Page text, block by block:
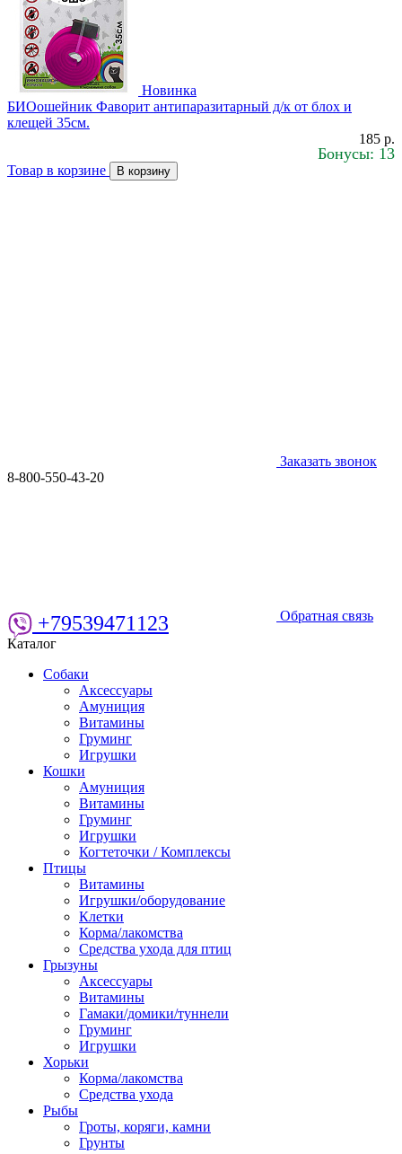
Новинка
БИОошейник Фаворит антипаразитарный д/к от блох и
клещей 35см.
185 р.
Бонусы: 13
Товар в корзине В корзину
Заказать звонок
8-800-550-43-20
Обратная связь
+79539471123
Каталог
Собаки
Аксессуары
Амуниция
Витамины
Груминг
Игрушки
Кошки
Амуниция
Витамины
Груминг
Игрушки
Когтеточки / Комплексы
Птицы
Витамины
Игрушки/оборудование
Клетки
Корма/лакомства
Средства ухода для птиц
Грызуны
Аксессуары
Витамины
Гамаки/домики/туннели
Груминг
Игрушки
Хорьки
Корма/лакомства
Средства ухода
Рыбы
Гроты, коряги, камни
Грунты